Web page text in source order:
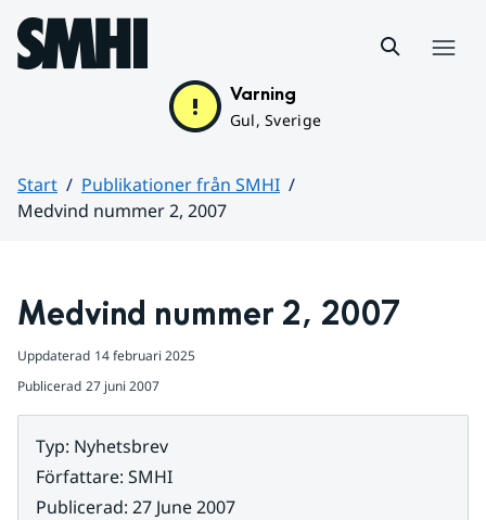
Hoppa till sidans innehåll
Varning
Gul, Sverige
Start
Publikationer från SMHI
Medvind nummer 2, 2007
Medvind nummer 2, 2007
Uppdaterad 14 februari 2025
Publicerad 27 juni 2007
Typ: Nyhetsbrev
Författare: SMHI
Publicerad: 27 June 2007